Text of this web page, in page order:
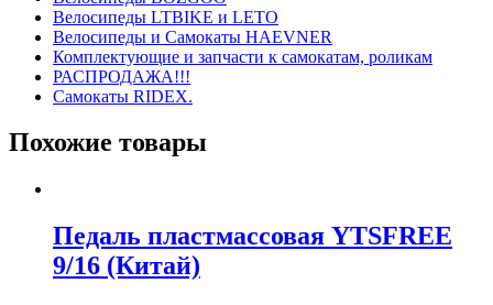
Велосипеды LTBIKE и LETO
Велосипеды и Самокаты HAEVNER
Комплектующие и запчасти к самокатам, роликам
РАСПРОДАЖА!!!
Самокаты RIDEX.
Похожие товары
Педаль пластмассовая YTSFREE
9/16 (Китай)